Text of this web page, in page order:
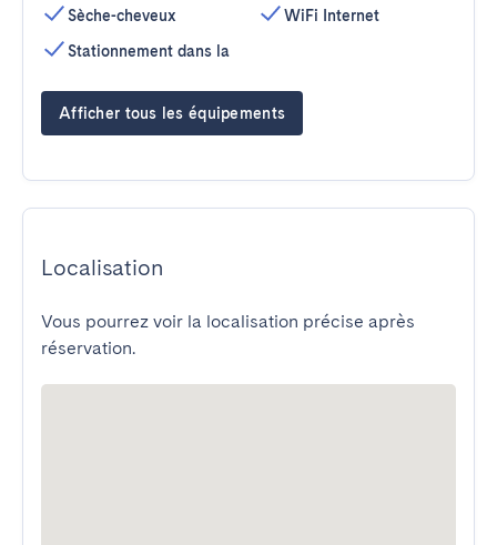
Sèche-cheveux
Stationnement dans la
WiFi Internet
Afficher tous les équipements
Localisation
Vous pourrez voir la localisation précise après
réservation.